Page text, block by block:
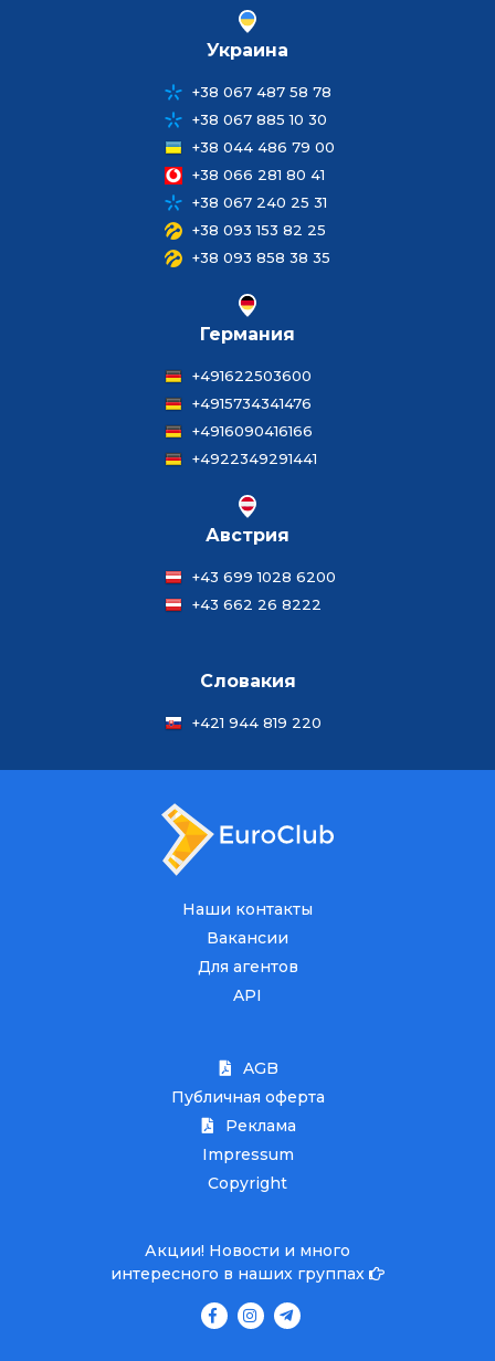
Украина
+38 067 487 58 78
+38 067 885 10 30
+38 044 486 79 00
+38 066 281 80 41
+38 067 240 25 31
+38 093 153 82 25
+38 093 858 38 35
Германия
+491622503600
+4915734341476
+4916090416166
+4922349291441
Австрия
+43 699 1028 6200
+43 662 26 8222
Словакия
+421 944 819 220
Наши контакты
Вакансии
Для агентов
API
AGB
Публичная оферта
Реклама
Impressum
Copyright
Акции! Новости и много
интересного в наших группах